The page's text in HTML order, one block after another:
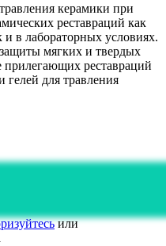
керамики при
реставраций как
и в лабораторных условиях.
мягких и твердых
прилегающих реставраций
гелей для травления
или